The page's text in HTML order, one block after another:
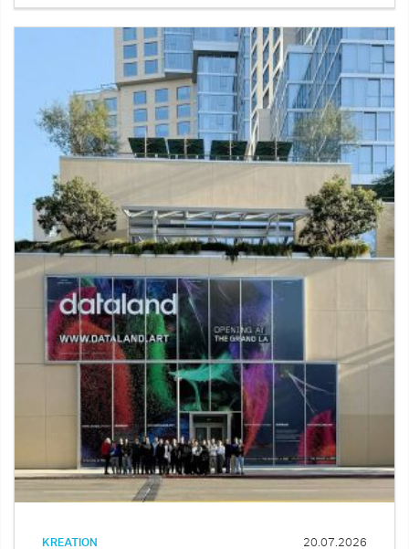
KREATION 20.07.2026